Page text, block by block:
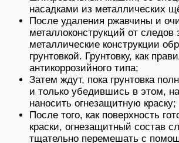
насадками из металлических
После удаления ржавчины и
металлоконструкций от следов
металлические конструкции
грунтовкой. Грунтовку, как
антикоррозийного типа;
Затем ждут, пока грунтовка
и только убедившись в этом,
наносить огнезащитную краску;
После того, как поверхность
краски, огнезащитный состав
тщательно перемешать с